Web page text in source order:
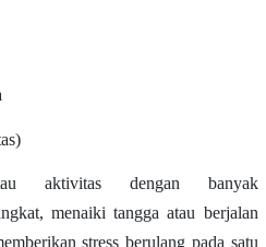
aktivitas dengan banyak
menaiki tangga atau berjalan
stress berulang pada satu